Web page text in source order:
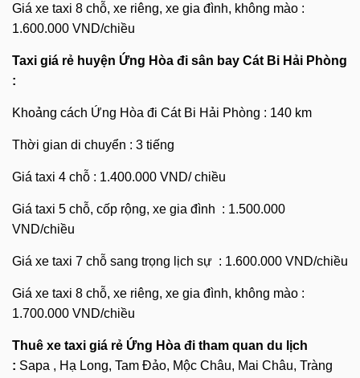
Giá xe taxi 8 chỗ, xe riêng, xe gia đình, không mào :
1.600.000 VND/chiều
Taxi giá rẻ huyện Ứng Hòa đi sân bay Cát Bi Hải Phòng
:
Khoảng cách Ứng Hòa đi Cát Bi Hải Phòng : 140 km
Thời gian di chuyển : 3 tiếng
Giá taxi 4 chỗ : 1.400.000 VND/ chiều
Giá taxi 5 chỗ, cốp rộng, xe gia đình : 1.500.000
VND/chiều
Giá xe taxi 7 chỗ sang trọng lịch sự : 1.600.000 VND/chiều
Giá xe taxi 8 chỗ, xe riêng, xe gia đình, không mào :
1.700.000 VND/chiều
Thuê xe taxi giá rẻ Ứng Hòa đi tham quan du lịch
: Sapa , Hạ Long, Tam Đảo, Mộc Châu, Mai Châu, Tràng